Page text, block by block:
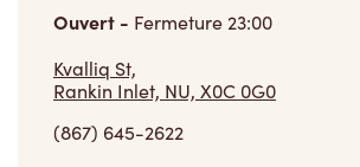
Ouvert - Fermeture23:00
Kvalliq St,
Rankin Inlet, NU, X0C 0G0
(867) 645-2622